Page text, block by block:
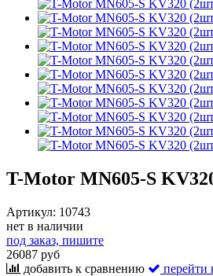
T-Motor MN605-S
Артикул: 10743
нет в наличии
под заказ, пишите
26087 руб
добавить к сравнению
перейти